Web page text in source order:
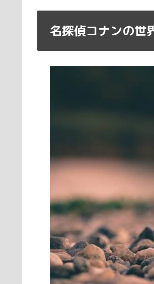
名探偵コナンの世